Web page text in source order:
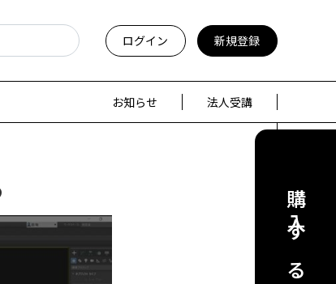
ログイン 新規登録
お知らせ 法人受講
購入する